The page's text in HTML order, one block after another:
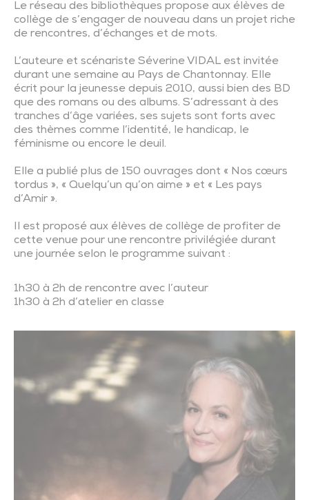
Le réseau des bibliothèques propose aux élèves de
collège de s’engager de nouveau dans un projet riche
de rencontres, d’échanges et de mots.
L’auteure et scénariste Séverine VIDAL est invitée
durant une semaine au Pays de Chantonnay. Elle
écrit pour la jeunesse depuis 2010, aussi bien des BD
que des romans ou des albums. S’adressant à des
tranches d’âge variées, ses sujets sont forts avec
des thèmes comme l’identité, le handicap, le
féminisme ou encore le deuil.
Elle a publié plus de 150 ouvrages dont « Nos cœurs
tordus », « Quelqu’un qu’on aime » et « Les pays
d’Amir ».
Il est proposé aux élèves de collège de profiter de
cette venue pour une rencontre privilégiée durant
une journée selon le programme suivant :
1h30 à 2h de rencontre avec l’auteur
1h30 à 2h d’atelier en classe